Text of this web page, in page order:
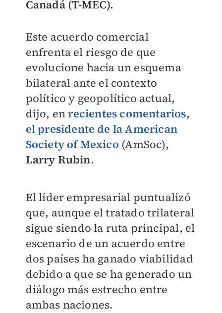
Canadá (T-MEC).
Este acuerdo comercial
enfrenta el riesgo de que
evolucione hacia un esquema
bilateral ante el contexto
político y geopolítico actual,
dijo, enrecientes comentarios,
el presidente de la American
Society of Mexico (AmSoc),
Larry Rubin.
El líder empresarial puntualizó
que, aunque el tratado trilateral
sigue siendo la ruta principal, el
escenario de un acuerdo entre
dos países ha ganado viabilidad
debido a que se ha generado un
diálogo más estrecho entre
ambas naciones.